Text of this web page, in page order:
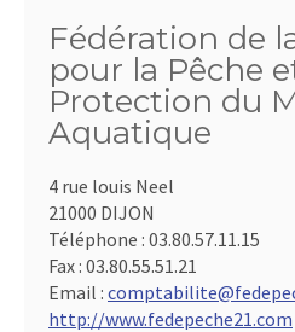
Fédération de
pour la Pêche
Protection du
Aquatique
4 rue louis Neel
21000 DIJON
Téléphone : 03.80.57.11.15
Fax : 03.80.55.51.21
Email :
http://www.fedepeche21.com